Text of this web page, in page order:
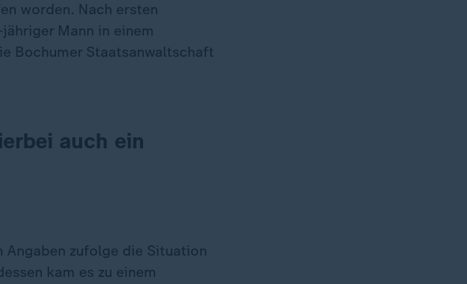
worden. Nach ersten
Mann in einem
Bochumer Staatsanwaltschaft
auch ein
Angaben zufolge die Situation
kam es zu einem